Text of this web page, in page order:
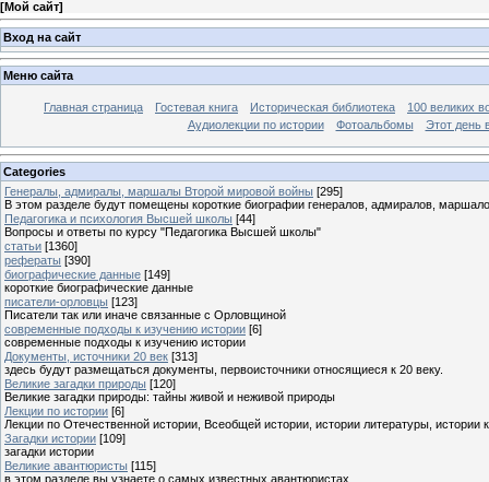
[Мой сайт]
Вход на сайт
Меню сайта
Главная страница Гостевая книга Историческая библиотека
100 великих
Аудиолекции по истории
Фотоальбомы Этот день
Categories
Генералы, адмиралы, маршалы Второй мировой войны [295]
В этом разделе будут помещены короткие биографии генералов, адмиралов,
Педагогика и психология Высшей школы [44]
Вопросы и ответы по курсу "Педагогика Высшей школы"
статьи [1360]
рефераты [390]
биографические данные [149]
короткие биографические данные
писатели-орловцы [123]
Писатели так или иначе связанные с Орловщиной
современные подходы к изучению истории [6]
современные подходы к изучению истории
Документы, источники 20 век [313]
здесь будут размещаться документы, первоисточники относящиеся к 20 веку.
Великие загадки природы [120]
Великие загадки природы: тайны живой и неживой природы
Лекции по истории [6]
Лекции по Отечественной истории, Всеобщей истории, истории литературы, истории
Загадки истории [109]
загадки истории
Великие авантюристы [115]
в этом разделе вы узнаете о самых известных авантюристах